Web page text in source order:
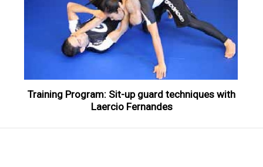
Training Program: Sit-up guard techniques with
Laercio Fernandes